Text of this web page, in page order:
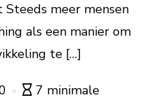
Steeds meer mensen
als een manier om
te […]
7 minimale